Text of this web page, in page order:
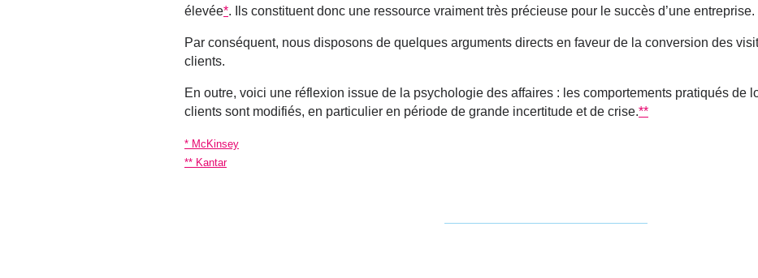
élevée*. Ils constituent donc une ressource vraiment très précieuse pour le succès d’une entreprise.
Par conséquent, nous disposons de quelques arguments directs en faveur de la conversion des
clients.
En outre, voici une réflexion issue de la psychologie des affaires : les comportements pratiqués de
clients sont modifiés, en particulier en période de grande incertitude et de crise.**
* McKinsey
** Kantar